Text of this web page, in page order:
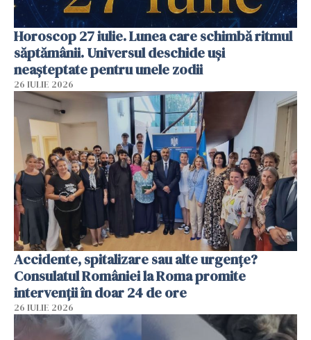
Horoscop 27 iulie. Lunea care schimbă ritmul
săptămânii. Universul deschide uși
neașteptate pentru unele zodii
26 IULIE 2026
Accidente, spitalizare sau alte urgențe?
Consulatul României la Roma promite
intervenții în doar 24 de ore
26 IULIE 2026